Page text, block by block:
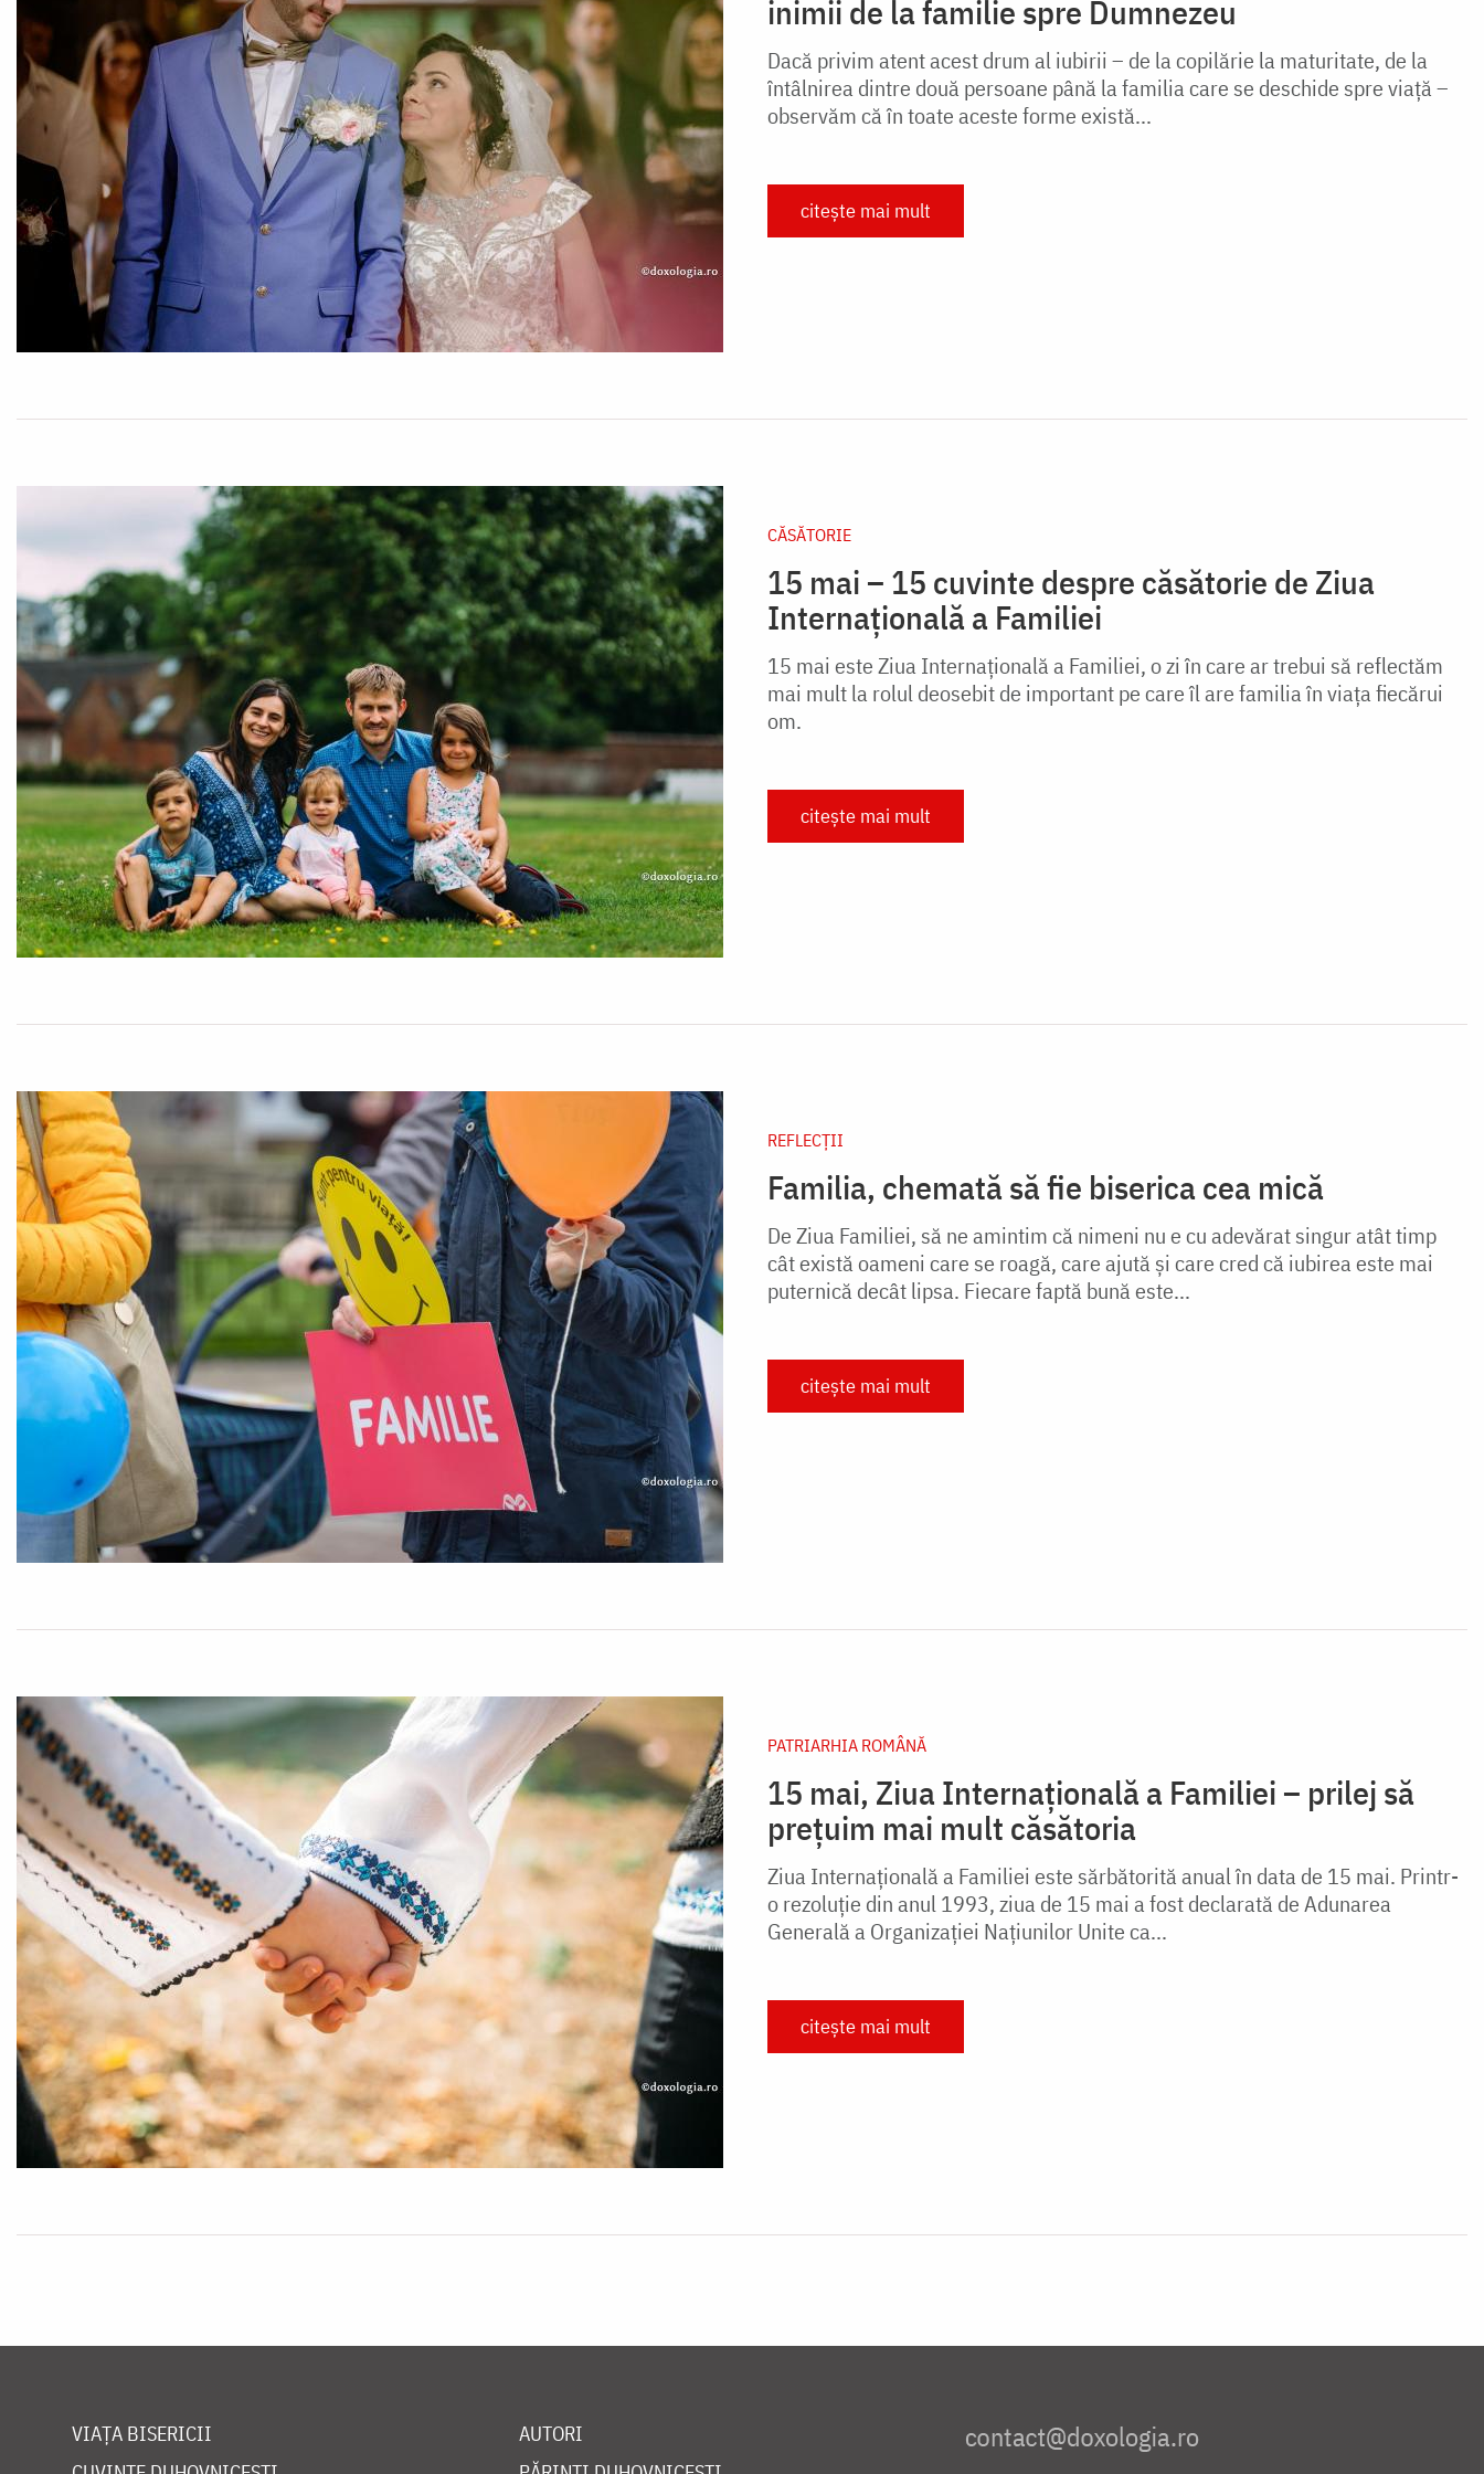
inimii de la familie spre Dumnezeu
Dacă privim atent acest drum al iubirii – de la copilărie la maturitate, de la
întâlnirea dintre două persoane până la familia care se deschide spre viață –
observăm că în toate aceste forme există...
citește mai mult
CĂSĂTORIE
15 mai – 15 cuvinte despre căsătorie de Ziua
Internațională a Familiei
15 mai este Ziua Internațională a Familiei, o zi în care ar trebui să reflectăm
mai mult la rolul deosebit de important pe care îl are familia în viața fiecărui
om.
citește mai mult
REFLECȚII
Familia, chemată să fie biserica cea mică
De Ziua Familiei, să ne amintim că nimeni nu e cu adevărat singur atât timp
cât există oameni care se roagă, care ajută și care cred că iubirea este mai
puternică decât lipsa. Fiecare faptă bună este...
citește mai mult
PATRIARHIA ROMÂNĂ
15 mai, Ziua Internaţională a Familiei – prilej să
prețuim mai mult căsătoria
Ziua Internaţională a Familiei este sărbătorită anual în data de 15 mai. Printr-
o rezoluție din anul 1993, ziua de 15 mai a fost declarată de Adunarea
Generală a Organizației Națiunilor Unite ca...
citește mai mult
VIAȚA BISERICII
AUTORI